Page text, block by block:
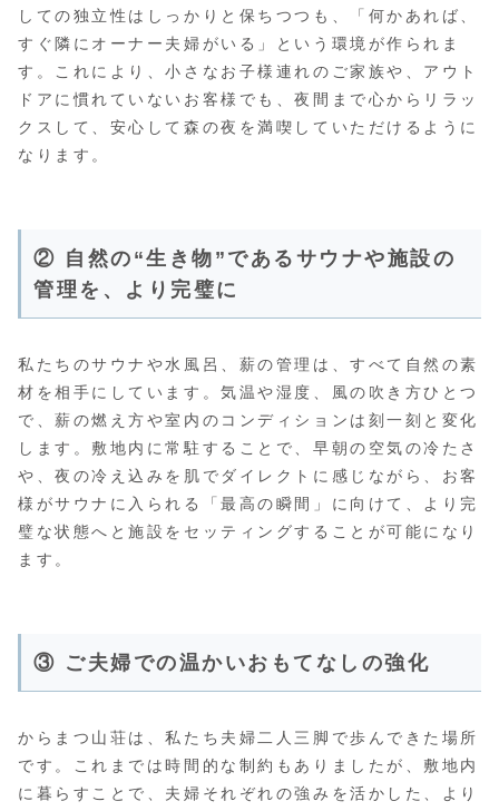
しての独立性はしっかりと保ちつつも、「何かあれば、
すぐ隣にオーナー夫婦がいる」という環境が作られま
す。これにより、小さなお子様連れのご家族や、アウト
ドアに慣れていないお客様でも、夜間まで心からリラッ
クスして、安心して森の夜を満喫していただけるように
なります。
② 自然の“生き物”であるサウナや施設の
管理を、より完璧に
私たちのサウナや水風呂、薪の管理は、すべて自然の素
材を相手にしています。気温や湿度、風の吹き方ひとつ
で、薪の燃え方や室内のコンディションは刻一刻と変化
します。敷地内に常駐することで、早朝の空気の冷たさ
や、夜の冷え込みを肌でダイレクトに感じながら、お客
様がサウナに入られる「最高の瞬間」に向けて、より完
璧な状態へと施設をセッティングすることが可能になり
ます。
③ ご夫婦での温かいおもてなしの強化
からまつ山荘は、私たち夫婦二人三脚で歩んできた場所
です。これまでは時間的な制約もありましたが、敷地内
に暮らすことで、夫婦それぞれの強みを活かした、より